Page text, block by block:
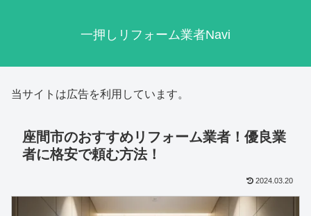
一押しリフォーム業者Navi
当サイトは広告を利用しています。
座間市のおすすめリフォーム業者！優良業
者に格安で頼む方法！
2024.03.20